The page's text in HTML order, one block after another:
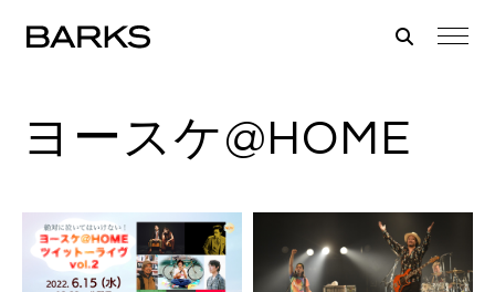
ヨースケ@HOME